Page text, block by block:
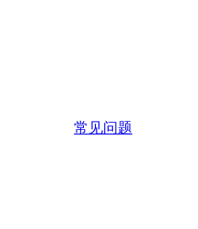
常见问题